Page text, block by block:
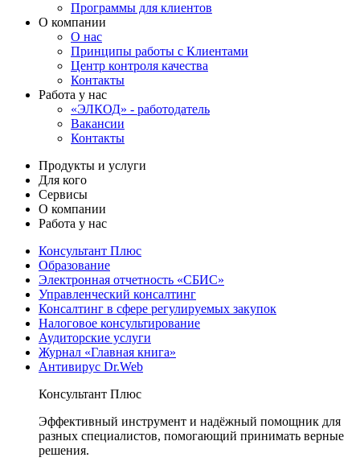
Программы для клиентов
О компании
О нас
Принципы работы с Клиентами
Центр контроля качества
Контакты
Работа у нас
«ЭЛКОД» - работодатель
Вакансии
Контакты
Продукты и услуги
Для кого
Сервисы
О компании
Работа у нас
Консультант Плюс
Образование
Электронная отчетность «СБИС»
Управленческий консалтинг
Консалтинг в сфере регулируемых закупок
Налоговое консультирование
Аудиторские услуги
Журнал «Главная книга»
Антивирус Dr.Web
Консультант Плюс
Эффективный инструмент и надёжный помощник для
разных специалистов, помогающий принимать верные
решения.